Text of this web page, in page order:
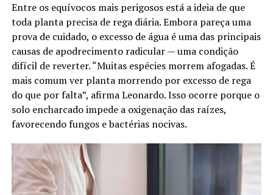
Entre os equívocos mais perigosos está a ideia de que
toda planta precisa de rega diária. Embora pareça uma
prova de cuidado, o excesso de água é uma das principais
causas de apodrecimento radicular — uma condição
difícil de reverter. “Muitas espécies morrem afogadas. É
mais comum ver planta morrendo por excesso de rega
do que por falta”, afirma Leonardo. Isso ocorre porque o
solo encharcado impede a oxigenação das raízes,
favorecendo fungos e bactérias nocivas.